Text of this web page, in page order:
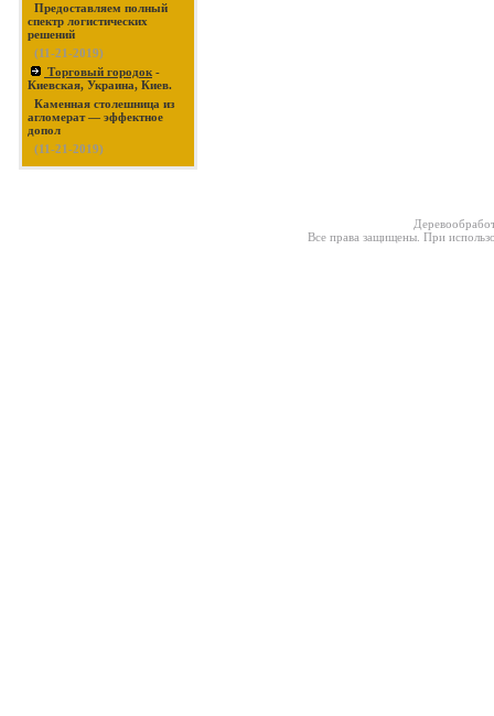
Предоставляем полный
спектр логистических
решений
(11-21-2019)
Торговый городок -
Киевская, Украина, Киев.
Каменная столешница из
агломерат — эффектное
допол
(11-21-2019)
Все права защищены. При